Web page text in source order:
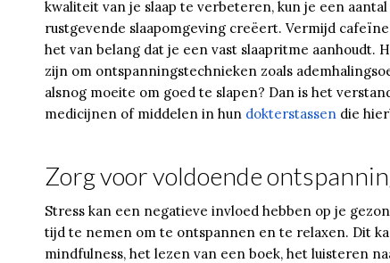
kwaliteit van je slaap te verbeteren, kun je een
rustgevende slaapomgeving creëert. Vermijd
het van belang dat je een vast slaapritme aanhoudt.
zijn om ontspanningstechnieken zoals
alsnog moeite om goed te slapen? Dan is het
medicijnen of middelen in hun dokterstassen die
Zorg voor voldoende
Stress kan een negatieve invloed hebben op je
tijd te nemen om te ontspannen en te relaxen. Dit
mindfulness, het lezen van een boek, het luisteren